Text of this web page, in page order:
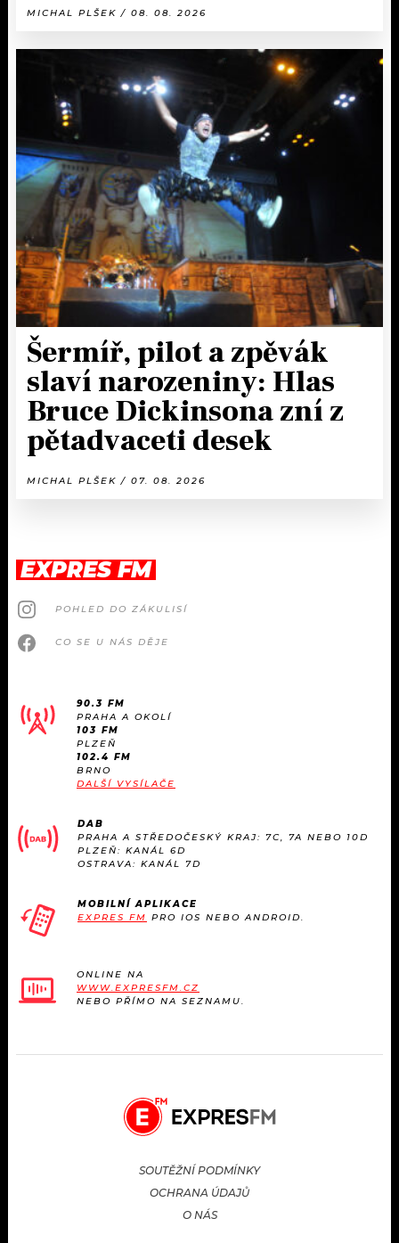
MICHAL PLŠEK / 08. 08. 2026
Šermíř, pilot a zpěvák
slaví narozeniny: Hlas
Bruce Dickinsona zní z
pětadvaceti desek
MICHAL PLŠEK / 07. 08. 2026
EXPRES FM
POHLED DO ZÁKULISÍ
CO SE U NÁS DĚJE
90.3 FM
PRAHA A OKOLÍ
103 FM
PLZEŇ
102.4 FM
BRNO
DALŠÍ VYSÍLAČE
DAB
PRAHA A STŘEDOČESKÝ KRAJ: 7C, 7A NEBO 10D
PLZEŇ: KANÁL 6D
OSTRAVA: KANÁL 7D
MOBILNÍ APLIKACE
EXPRES FM PRO IOS NEBO ANDROID.
ONLINE NA
WWW.EXPRESFM.CZ
NEBO PŘÍMO NA SEZNAMU.
SOUTĚŽNÍ PODMÍNKY
OCHRANA ÚDAJŮ
O NÁS